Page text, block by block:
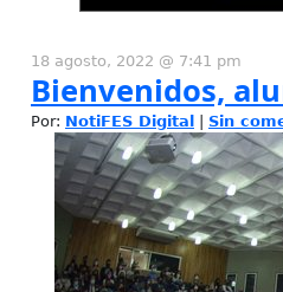
18 agosto, 2022 @ 7:41 pm
Bienvenidos,
Por: NotiFES Digital Sin